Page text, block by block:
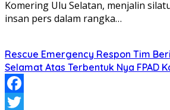
Komering Ulu Selatan, menjalin
insan pers dalam rangka…
Rescue Emergency Respon Tim
Selamat Atas Terbentuk Nya FPAD
Facebook